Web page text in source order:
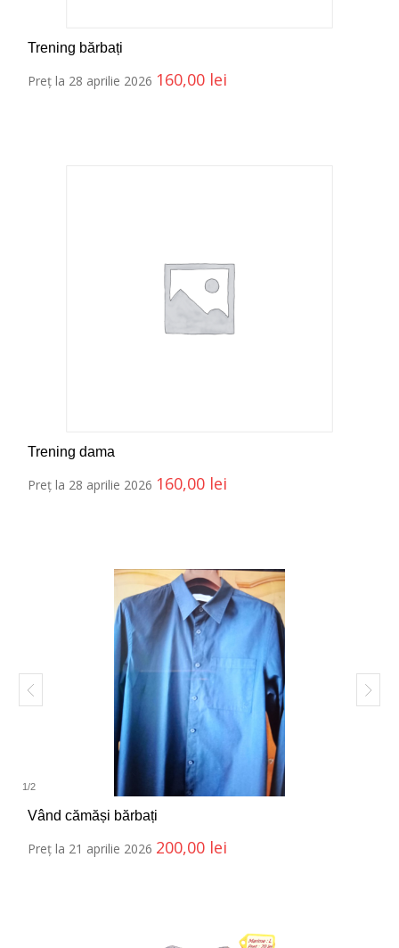
Trening bărbați
Preț la 28 aprilie 2026 160,00 lei
Trening dama
Preț la 28 aprilie 2026 160,00 lei
1/2
Vând cămăși bărbați
Preț la 21 aprilie 2026 200,00 lei